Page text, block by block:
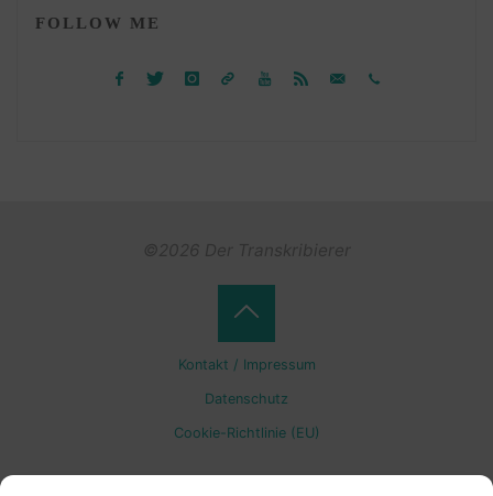
FOLLOW ME
©2026 Der Transkribierer
Kontakt / Impressum
Datenschutz
Cookie-Richtlinie (EU)
Back
to